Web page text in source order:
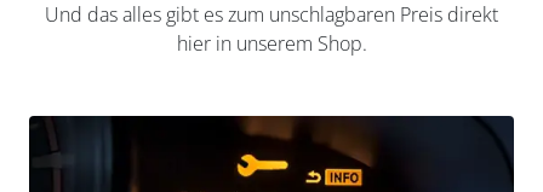
Und das alles gibt es zum unschlagbaren Preis direkt
hier in unserem Shop.